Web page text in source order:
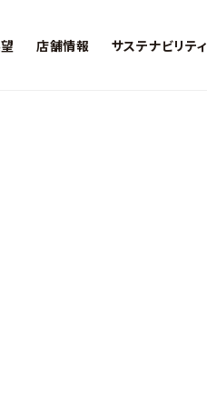
店舗情報 サステナビリティ